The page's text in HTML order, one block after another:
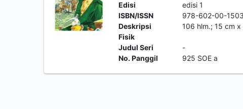
Edisi
edisi 1
ISBN/ISSN
978-602-00-
Deskripsi
Fisik
106 hlm.; 15 cm x
Judul Seri
-
No. Panggil
925 SOE a